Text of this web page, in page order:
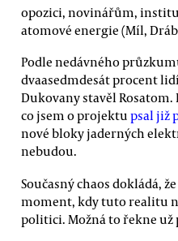
opozici, novinářům,
atomové energie (Míl,
Podle nedávného
dvaasedmdesát procent
Dukovany stavěl
co jsem o projektu psal již
nové bloky jaderných
nebudou.
Současný chaos dokládá,
moment, kdy tuto realitu
politici. Možná to řekne už